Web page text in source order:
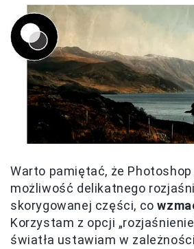
Warto pamiętać, że
możliwość delikatnego
skorygowanej części, co
Korzystam z opcji
światła ustawiam w